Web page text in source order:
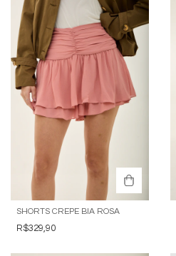
SHORTS CREPE BIA ROSA
R$329,90